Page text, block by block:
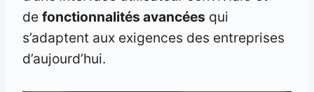
de fonctionnalités avancées qui
s’adaptent aux exigences des entreprises
d’aujourd’hui.